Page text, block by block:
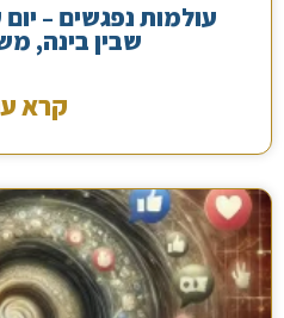
עולמות נפגשים – יום
שבין בינה,
קרא